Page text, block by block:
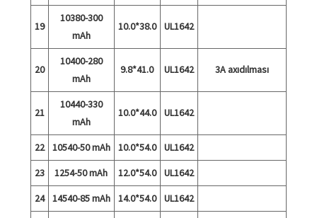
19
10380-300
mAh
10.0*38.0 UL1642
20
10400-280
mAh
9.8*41.0 UL1642 3A axıdılması
21
10440-330
mAh
10.0*44.0 UL1642
22 10540-50 mAh 10.0*54.0
UL1642
23
1254-50 mAh 12.0*54.0
UL1642
24
14540-85 mAh 14.0*54.0 UL1642